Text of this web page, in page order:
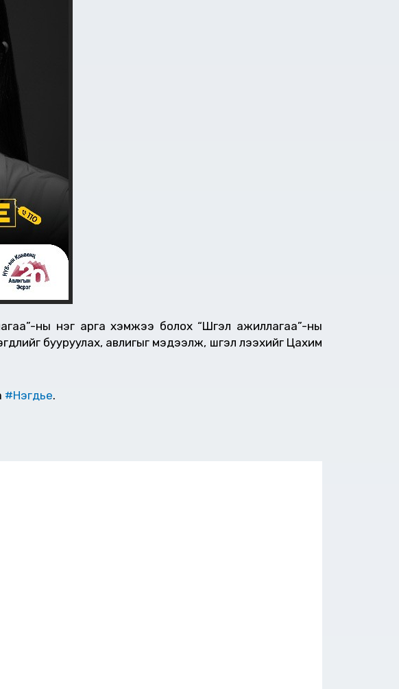
ны нэг арга хэмжээ болох “Шүгэл ажиллагаа”-ны
бууруулах, авлигыг мэдээлж, шүгэл үлээхийг Цахим
#Нэгдье.